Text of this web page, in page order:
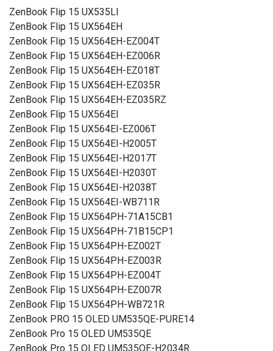
ZenBook Flip 15 UX535LI
ZenBook Flip 15 UX564EH
ZenBook Flip 15 UX564EH-EZ004T
ZenBook Flip 15 UX564EH-EZ006R
ZenBook Flip 15 UX564EH-EZ018T
ZenBook Flip 15 UX564EH-EZ035R
ZenBook Flip 15 UX564EH-EZ035RZ
ZenBook Flip 15 UX564EI
ZenBook Flip 15 UX564EI-EZ006T
ZenBook Flip 15 UX564EI-H2005T
ZenBook Flip 15 UX564EI-H2017T
ZenBook Flip 15 UX564EI-H2030T
ZenBook Flip 15 UX564EI-H2038T
ZenBook Flip 15 UX564EI-WB711R
ZenBook Flip 15 UX564PH-71A15CB1
ZenBook Flip 15 UX564PH-71B15CP1
ZenBook Flip 15 UX564PH-EZ002T
ZenBook Flip 15 UX564PH-EZ003R
ZenBook Flip 15 UX564PH-EZ004T
ZenBook Flip 15 UX564PH-EZ007R
ZenBook Flip 15 UX564PH-WB721R
ZenBook PRO 15 OLED UM535QE-PURE14
ZenBook Pro 15 OLED UM535QE
ZenBook Pro 15 OLED UM535QE-H2034R